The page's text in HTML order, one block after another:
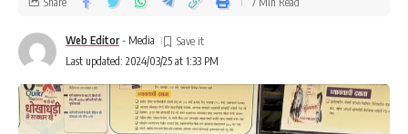
Last updated: 2024/03/25 at 1:33 PM
Web Editor - Media